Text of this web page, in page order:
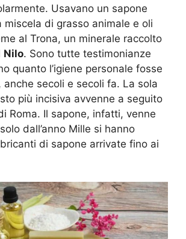
Usavano un sapone
miscela di grasso animale e oli
al Trona, un minerale raccolto
Nilo. Sono tutte testimonianze
quanto l’igiene personale fosse
anche secoli e secoli fa. La sola
più incisiva avvenne a seguito
Roma. Il sapone, infatti, venne
dall’anno Mille si hanno
di sapone arrivate fino ai